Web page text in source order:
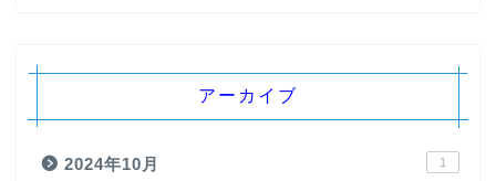
アーカイブ
2024年10月 1